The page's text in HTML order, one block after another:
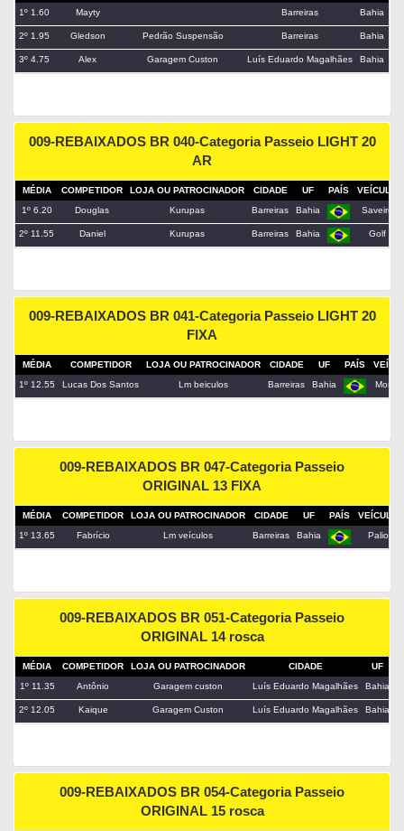
1º 1.60
Mayty Barreiras Bahia
2º 1.95 Gledson Pedrão Suspensão Barreiras Bahia
3º 4.75 Alex Garagem Custon Luís Eduardo Magalhães Bahia
009-REBAIXADOS BR 040-Categoria Passeio LIGHT 20
AR
MÉDIA COMPETIDOR LOJA OU PATROCINADOR CIDADE UF PAÍS
VEÍCULO
1º 6.20
Douglas Kurupas Barreiras Bahia Saveiro
2º 11.55 Daniel Kurupas Barreiras Bahia Golf
009-REBAIXADOS BR 041-Categoria Passeio LIGHT 20
FIXA
MÉDIA COMPETIDOR LOJA OU PATROCINADOR CIDADE UF PAÍS
1º 12.55
Lucas Dos Santos Lm beiculos Barreiras Bahia
009-REBAIXADOS BR 047-Categoria Passeio
ORIGINAL 13 FIXA
MÉDIA COMPETIDOR LOJA OU PATROCINADOR CIDADE UF PAÍS
VEÍCULO
1º 13.65
Fabrício Lm veículos Barreiras Bahia Palio
009-REBAIXADOS BR 051-Categoria Passeio
ORIGINAL 14 rosca
MÉDIA COMPETIDOR LOJA OU PATROCINADOR CIDADE UF
1º 11.35
Antônio Garagem custon Luís Eduardo Magalhães Bahia
2º 12.05 Kaique Garagem Custon Luís Eduardo Magalhães Bahia
009-REBAIXADOS BR 054-Categoria Passeio
ORIGINAL 15 rosca